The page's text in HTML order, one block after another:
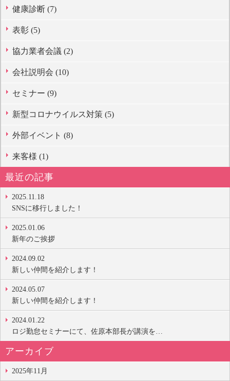
健康診断 (7)
表彰 (5)
協力業者会議 (2)
会社説明会 (10)
セミナー (9)
新型コロナウイルス対策 (5)
外部イベント (8)
来客様 (1)
最近の記事
2025.11.18
SNSに移行しました！
2025.01.06
新年のご挨拶
2024.09.02
新しい仲間を紹介します！
2024.05.07
新しい仲間を紹介します！
2024.01.22
ロジ勤怠セミナーにて、佐原本部長が講演を…
アーカイブ
2025年11月